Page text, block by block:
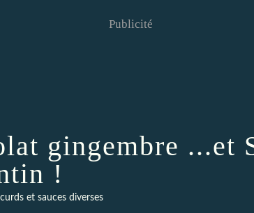
Publicité
gingembre ...et
!
et sauces diverses